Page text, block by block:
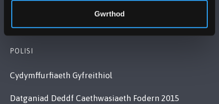
Gwrthod
MAPIAU A CHYFARWYDDIADAU TEITHIO
POLISI
Cydymffurfiaeth Gyfreithiol
Datganiad Deddf Caethwasiaeth Fodern 2015